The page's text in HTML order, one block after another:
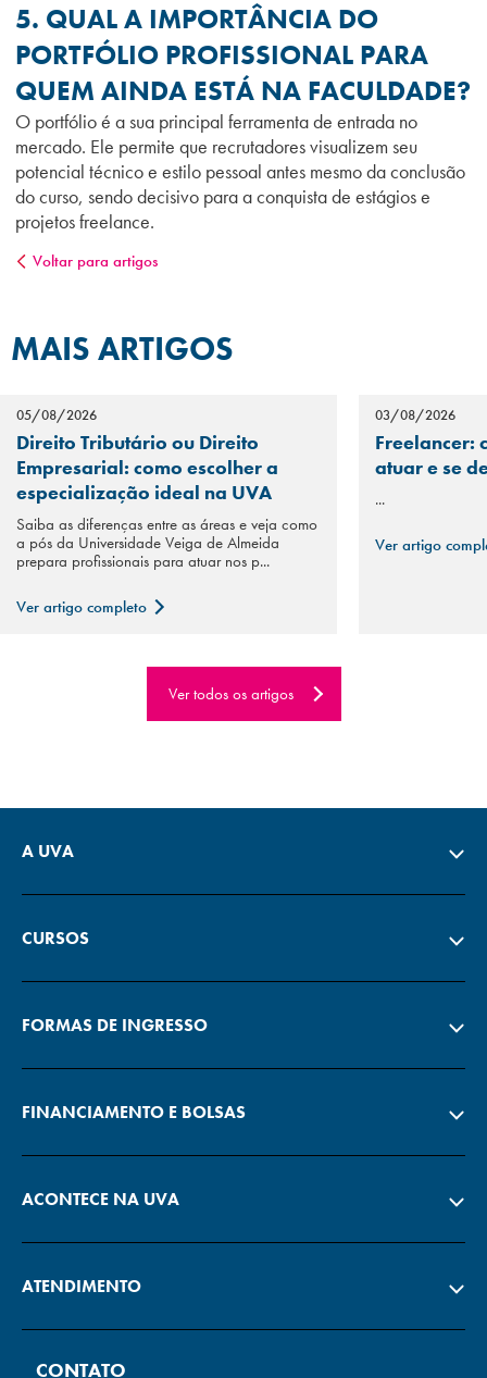
5. QUAL A IMPORTÂNCIA DO
PORTFÓLIO PROFISSIONAL PARA
QUEM AINDA ESTÁ NA FACULDADE?
O portfólio é a sua principal ferramenta de entrada no
mercado. Ele permite que recrutadores visualizem seu
potencial técnico e estilo pessoal antes mesmo da conclusão
do curso, sendo decisivo para a conquista de estágios e
projetos freelance.
Voltar para artigos
MAIS ARTIGOS
05/08/2026
Direito Tributário ou Direito
Empresarial: como escolher a
especialização ideal na UVA
Saiba as diferenças entre as áreas e veja como
a pós da Universidade Veiga de Almeida
prepara profissionais para atuar nos p...
Ver artigo completo
03/08/2026
Freelancer:
atuar e se
...
Ver artigo
Ver todos os artigos
A UVA
CURSOS
FORMAS DE INGRESSO
FINANCIAMENTO E BOLSAS
ACONTECE NA UVA
ATENDIMENTO
CONTATO